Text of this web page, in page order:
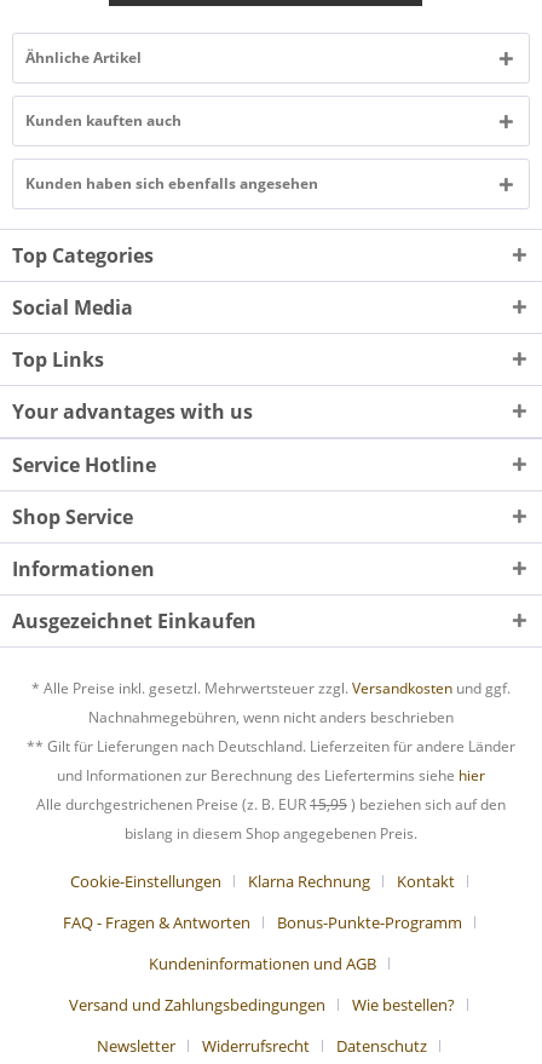
Ähnliche Artikel
Kunden kauften auch
Kunden haben sich ebenfalls angesehen
Top Categories
Social Media
Top Links
Your advantages with us
Service Hotline
Shop Service
Informationen
Ausgezeichnet Einkaufen
* Alle Preise inkl. gesetzl. Mehrwertsteuer zzgl. Versandkosten und ggf.
Nachnahmegebühren, wenn nicht anders beschrieben
** Gilt für Lieferungen nach Deutschland. Lieferzeiten für andere Länder
und Informationen zur Berechnung des Liefertermins siehe hier
Alle durchgestrichenen Preise (z. B. EUR15,95) beziehen sich auf den
bislang in diesem Shop angegebenen Preis.
Cookie-Einstellungen Klarna Rechnung
Kontakt
FAQ - Fragen & Antworten
Bonus-Punkte-Programm
Kundeninformationen und AGB
Versand und Zahlungsbedingungen
Wie bestellen?
Newsletter
Widerrufsrecht Datenschutz